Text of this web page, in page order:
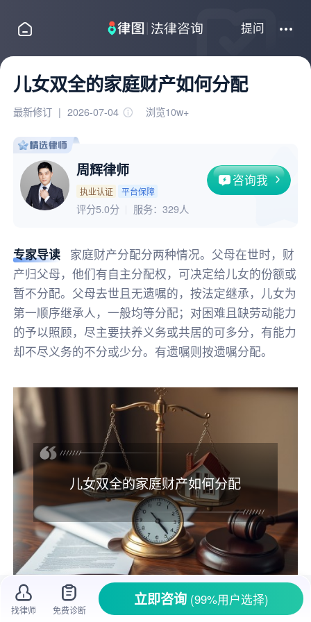
提问
儿女双全的家庭财产如何分配
最新修订 | 2026-07-04 浏览10w+
周辉律师
执业认证 平台保障
咨询我
评分5.0分 服务： 329人
专家导读
家庭财产分配分两种情况。父母在世时，财
产归父母，他们有自主分配权，可决定给儿女的份额或
暂不分配。父母去世且无遗嘱的，按法定继承，儿女为
第一顺序继承人，一般均等分配；对困难且缺劳动能力
的予以照顾，尽主要扶养义务或共居的可多分，有能力
却不尽义务的不分或少分。有遗嘱则按遗嘱分配。
儿女双全的家庭财产如何分配
一、儿女双全的家庭财产如何分配
找律师 免费诊断
立即咨询 (99%用户选择)